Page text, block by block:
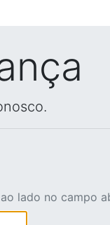
lado no campo